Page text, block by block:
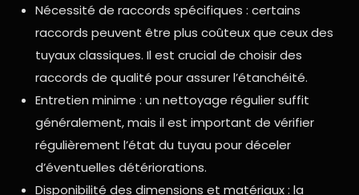
Nécessité de raccords spécifiques : certains
raccords peuvent être plus coûteux que ceux des
tuyaux classiques. Il est crucial de choisir des
raccords de qualité pour assurer l’étanchéité.
Entretien minime : un nettoyage régulier suffit
généralement, mais il est important de vérifier
régulièrement l’état du tuyau pour déceler
d’éventuelles détériorations.
Disponibilité des dimensions et matériaux : la